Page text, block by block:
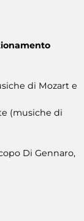
di Mozart e
(musiche di
Di Gennaro,